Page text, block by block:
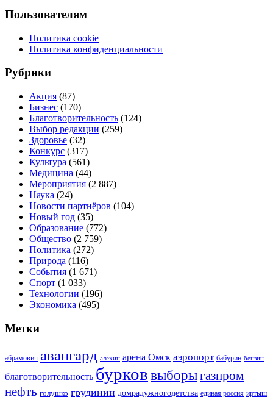
Пользователям
Политика cookie
Политика конфиденциальности
Рубрики
Акция (87)
Бизнес (170)
Благотворительность (124)
Выбор редакции (259)
Здоровье (32)
Конкурс (317)
Культура (561)
Медицина (44)
Мероприятия (2 887)
Наука (24)
Новости партнёров (104)
Новый год (35)
Образование (772)
Общество (2 759)
Политика (272)
Природа (116)
События (1 671)
Спорт (1 033)
Технологии (196)
Экономика (495)
Метки
абрамович авангард алехин арена Омск аэропорт бабурин бензин
благотворительность бурков выборыгазпром
нефть голушко грудинин домрадужногодетства единая россия иртыш